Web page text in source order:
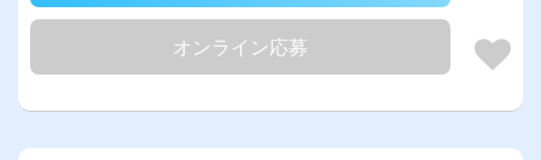
オンライン応募